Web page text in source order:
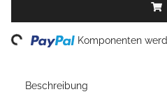
Loading... Komponenten
Beschreibung